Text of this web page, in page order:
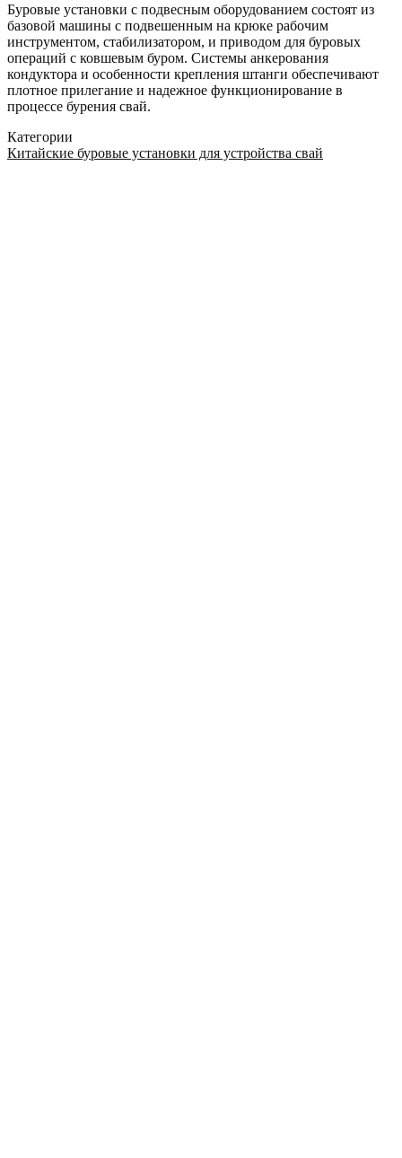
Буровые установки с подвесным оборудованием состоят из
базовой машины с подвешенным на крюке рабочим
инструментом, стабилизатором, и приводом для буровых
операций с ковшевым буром. Системы анкерования
кондуктора и особенности крепления штанги обеспечивают
плотное прилегание и надежное функционирование в
процессе бурения свай.
Категории
Китайские буровые установки для устройства свай